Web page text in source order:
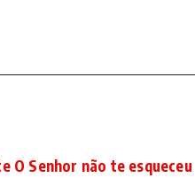
O Senhor não te esqueceu